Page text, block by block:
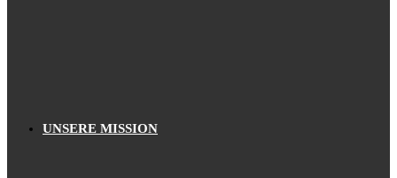
UNSERE MISSION